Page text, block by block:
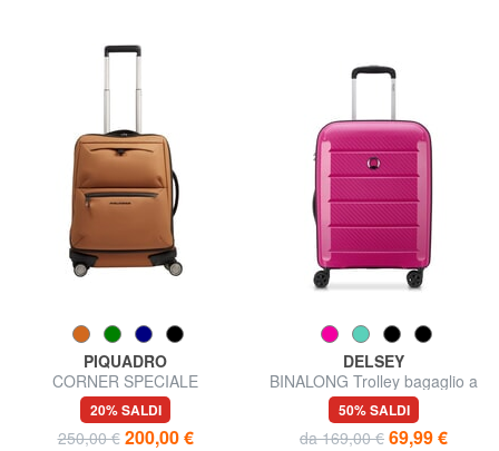
PIQUADRO
CORNER SPECIALE
GOMMATO Trolley bagaglio a
mano resistente all'acqua
20% SALDI
250,00 € 200,00 €
DELSEY
BINALONG Trolley bagaglio a
mano espandibile
50% SALDI
da 169,00 € 69,99 €